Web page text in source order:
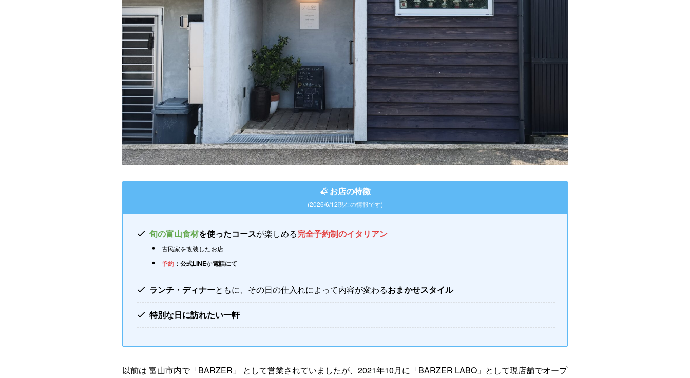
お店の特徴
(2026/6/12現在の情報です)
旬の富山食材を使ったコースが楽しめる完全予約制のイタリアン
古民家を改装したお店
予約 ：公式LINEか電話にて
ランチ・ディナーともに、その日の仕入れによって内容が変わるおまかせスタイル
特別な日に訪れたい一軒
以前は 富山市内で「BARZER」 として営業されていましたが、2021年10月に「BARZER LABO」として現店舗でオープ